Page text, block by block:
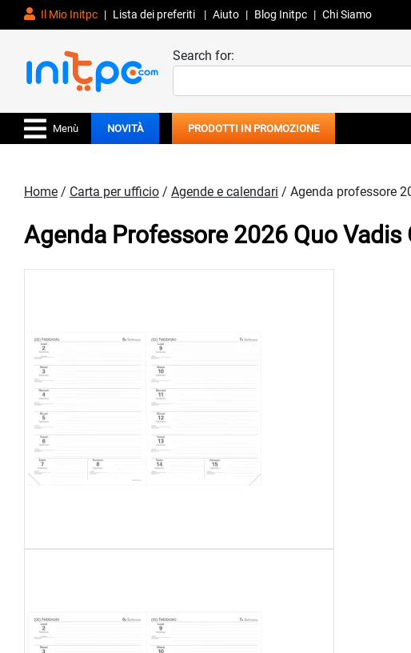
Il Mio Initpc | Lista dei preferiti | Aiuto | Blog Initpc | Chi Siamo
Search for:
Menù NOVITÀ PRODOTTI IN PROMOZIONE
Home / Carta per ufficio / Agende e calendari / Agenda professore
Agenda Professore 2026 Quo